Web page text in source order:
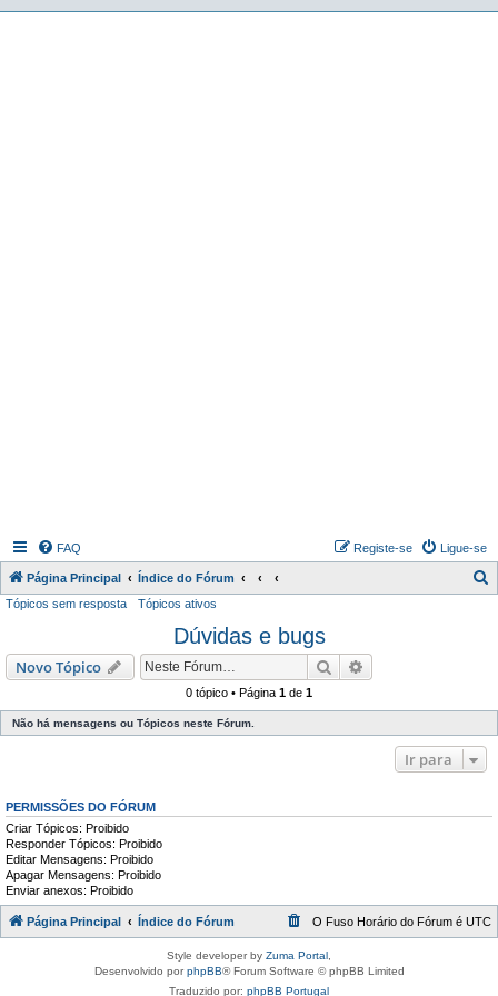
FAQ Ligue-se
Registe-se
Página Principal Índice do Fórum
i
s
Tópicos sem resposta Tópicos ativos
Dúvidas e bugs
Novo Tópico Pesquisar
0 tópico • Página 1 de 1
Não há mensagens ou Tópicos neste Fórum.
Ir para
PERMISSÕES DO FÓRUM
Criar Tópicos: Proibido
Responder Tópicos: Proibido
Editar Mensagens: Proibido
Apagar Mensagens: Proibido
Enviar anexos: Proibido
Página Principal Índice do Fórum O Fuso Horário do Fórum é UTC
Style developer by Zuma Portal
Desenvolvido porphpBB® Forum Software © phpBB Limited
Traduzido por: phpBB Portugal